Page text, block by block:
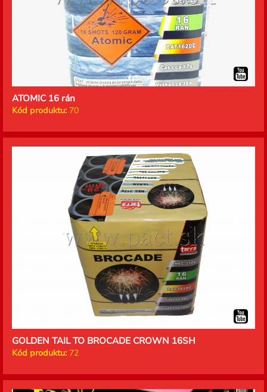
ATOMIC 16 rán
Kód produktu: 70
GOLDEN TAIL TO BROCADE CROWN 16SH
Kód produktu: 72